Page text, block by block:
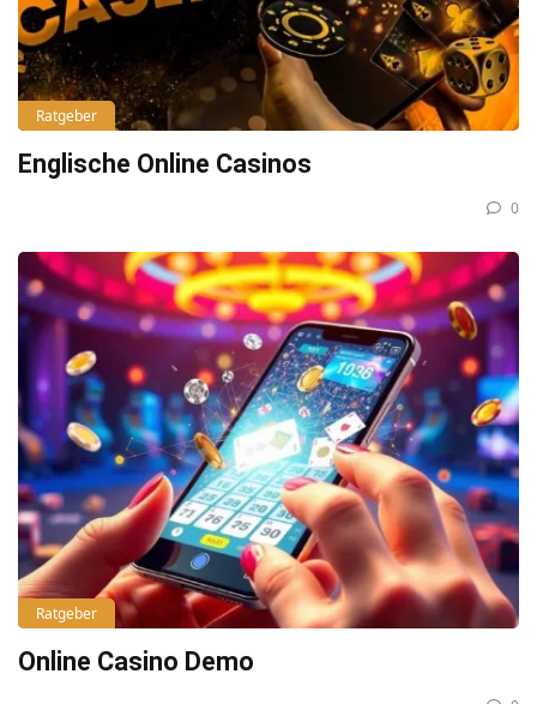
Ratgeber
Englische Online Casinos
0
Ratgeber
Online Casino Demo